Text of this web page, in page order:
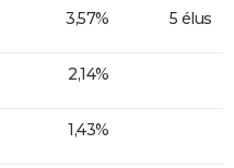
3,57% 5 élus
2,14%
1,43%